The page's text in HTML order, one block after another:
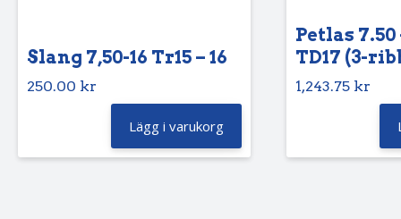
Slang 7,50-16 Tr15 – 16
250.00 kr
Lägg i varukorg
Petlas 7.50
TD17 (3-
1,243.75 kr